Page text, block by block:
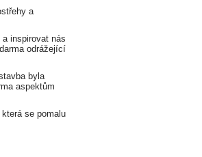
a
inspirovat nás
odrážející
byla
aspektům
se pomalu